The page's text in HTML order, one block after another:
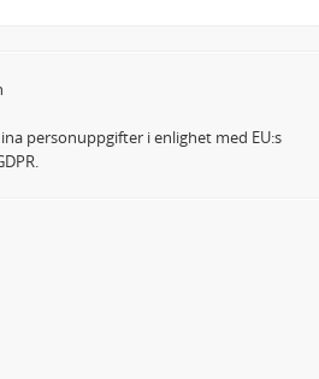
personuppgifter i enlighet med EU:s